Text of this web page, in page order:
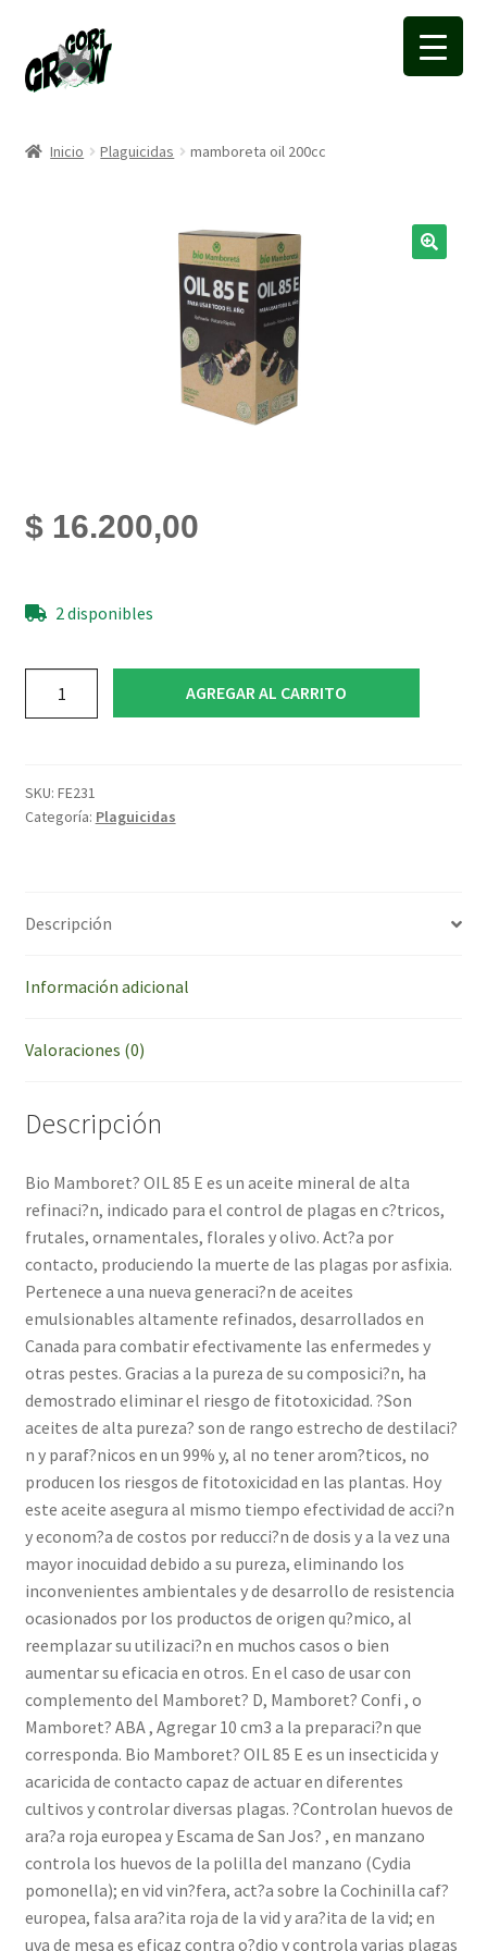
a
la
a
la
Inicio Plaguicidas mamboreta oil 200cc
$16.200,00
2 disponibles
AGREGAR AL CARRITO
SKU: FE231
Categoría: Plaguicidas
Descripción
Información adicional
Valoraciones (0)
Descripción
Bio Mamboret? OIL 85 E es un aceite mineral de alta
refinaci?n, indicado para el control de plagas en c?tricos,
frutales, ornamentales, florales y olivo. Act?a por
contacto, produciendo la muerte de las plagas por asfixia.
Pertenece a una nueva generaci?n de aceites
emulsionables altamente refinados, desarrollados en
Canada para combatir efectivamente las enfermedes y
otras pestes. Gracias a la pureza de su composici?n, ha
demostrado eliminar el riesgo de fitotoxicidad. ?Son
aceites de alta pureza? son de rango estrecho de destilaci?
n y paraf?nicos en un 99% y, al no tener arom?ticos, no
producen los riesgos de fitotoxicidad en las plantas. Hoy
este aceite asegura al mismo tiempo efectividad de acci?n
y econom?a de costos por reducci?n de dosis y a la vez una
mayor inocuidad debido a su pureza, eliminando los
inconvenientes ambientales y de desarrollo de resistencia
ocasionados por los productos de origen qu?mico, al
reemplazar su utilizaci?n en muchos casos o bien
aumentar su eficacia en otros. En el caso de usar con
complemento del Mamboret? D, Mamboret? Confi , o
Mamboret? ABA , Agregar 10 cm3 a la preparaci?n que
corresponda. Bio Mamboret? OIL 85 E es un insecticida y
acaricida de contacto capaz de actuar en diferentes
cultivos y controlar diversas plagas. ?Controlan huevos de
ara?a roja europea y Escama de San Jos? , en manzano
controla los huevos de la polilla del manzano (Cydia
pomonella); en vid vin?fera, act?a sobre la Cochinilla caf?
europea, falsa ara?ita roja de la vid y ara?ita de la vid; en
uva de mesa es eficaz contra o?dio y controla varias plagas